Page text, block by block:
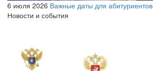
6 июля 2026 Важные даты для абитуриентов
Новости и события